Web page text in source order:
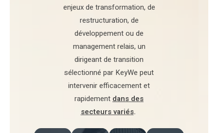
enjeux de transformation, de
restructuration, de
développementou de
management relais, un
dirigeant de transition
sélectionné par KeyWe peut
intervenir efficacement et
rapidement dans des
secteurs variés.